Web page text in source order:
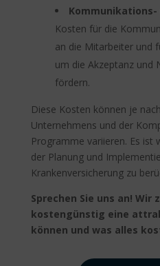
Kosten für die
an die Mitarbeiter und
um die Akzeptanz und
fördern.
Diese Kosten können je
Unternehmens und der
Programme variieren. Es ist
der Planung und
Krankenversicherung zu
Sprechen Sie uns an! Wir
kostengünstig eine
können und was alles